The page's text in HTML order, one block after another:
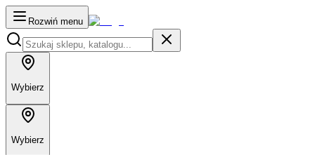
Rozwiń menu
Wybierz
Wybierz